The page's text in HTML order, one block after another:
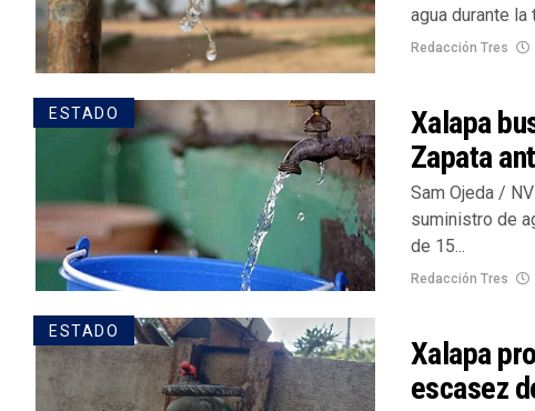
agua durante la
Redacción Tres
ESTADO
Xalapa
Zapata
Sam Ojeda /
suministro de
de 15...
Redacción Tres
ESTADO
Xalapa
escasez